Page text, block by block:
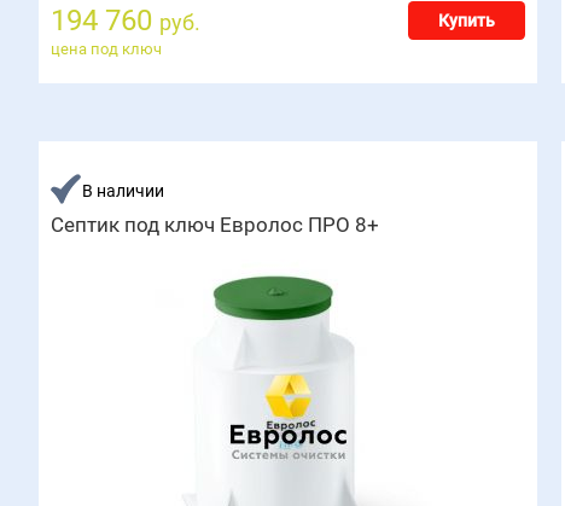
194 760 руб. Купить
цена под ключ
В наличии
Септик под ключ Евролос ПРО 8+